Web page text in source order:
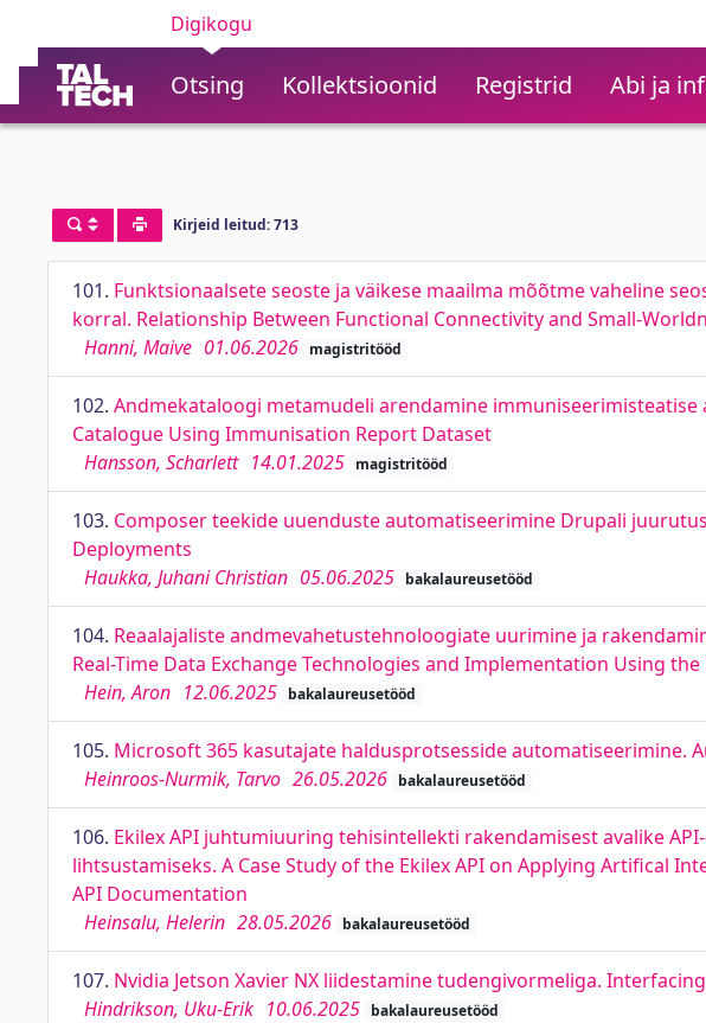
Digikogu
Otsing Kollektsioonid Registrid Abi ja
Kirjeid leitud: 713
101. Funktsionaalsete seoste ja väikese maailma mõõtme vaheline
korral. Relationship Between Functional Connectivity and Small-
Hanni, Maive 01.06.2026 magistritööd
102. Andmekataloogi metamudeli arendamine
Catalogue Using Immunisation Report Dataset
Hansson, Scharlett 14.01.2025 magistritööd
103. Composer teekide uuenduste automatiseerimine Drupali
Deployments
Haukka, Juhani Christian 05.06.2025 bakalaureusetööd
104. Reaalajaliste andmevahetustehnoloogiate uurimine ja
Real-Time Data Exchange Technologies and Implementation Using
Hein, Aron 12.06.2025 bakalaureusetööd
105. Microsoft 365 kasutajate haldusprotsesside automatiseerimine.
Heinroos-Nurmik, Tarvo 26.05.2026 bakalaureusetööd
106. Ekilex API juhtumiuuring tehisintellekti rakendamisest avalike
lihtsustamiseks. A Case Study of the Ekilex API on Applying Artifical
API Documentation
Heinsalu, Helerin 28.05.2026 bakalaureusetööd
107. Nvidia Jetson Xavier NX liidestamine tudengivormeliga.
Hindrikson, Uku-Erik 10.06.2025 bakalaureusetööd